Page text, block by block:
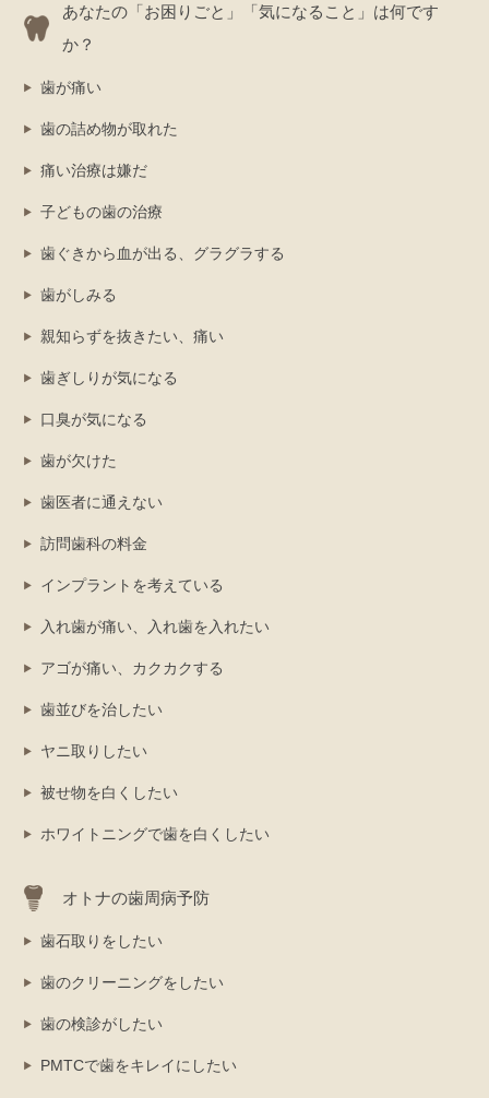
あなたの「お困りごと」「気になること」は何です
か？
歯が痛い
歯の詰め物が取れた
痛い治療は嫌だ
子どもの歯の治療
歯ぐきから血が出る、グラグラする
歯がしみる
親知らずを抜きたい、痛い
歯ぎしりが気になる
口臭が気になる
歯が欠けた
歯医者に通えない
訪問歯科の料金
インプラントを考えている
入れ歯が痛い、入れ歯を入れたい
アゴが痛い、カクカクする
歯並びを治したい
ヤニ取りしたい
被せ物を白くしたい
ホワイトニングで歯を白くしたい
オトナの歯周病予防
歯石取りをしたい
歯のクリーニングをしたい
歯の検診がしたい
PMTCで歯をキレイにしたい